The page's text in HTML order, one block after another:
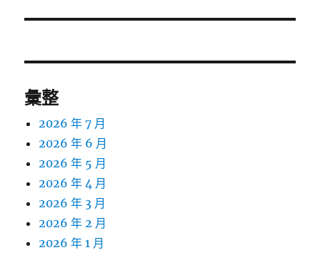
文
彙整
2026 年 7 月
2026 年 6 月
2026 年 5 月
2026 年 4 月
2026 年 3 月
2026 年 2 月
2026 年 1 月